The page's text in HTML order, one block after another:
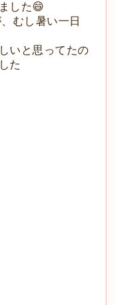
した😄
むし暑い一日
いと思ってたの
た